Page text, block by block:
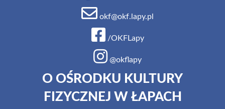
okf@okf.lapy.pl
/OKFLapy
@okflapy
O OŚRODKU KULTURY
FIZYCZNEJ W ŁAPACH